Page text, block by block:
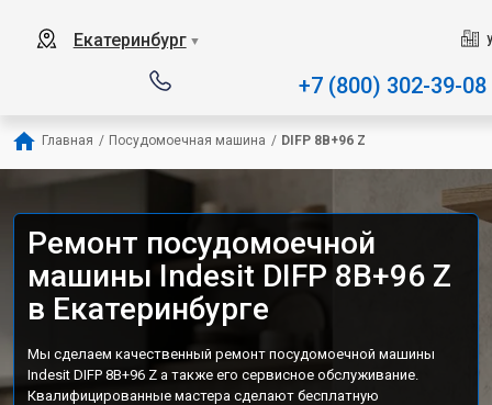
Екатеринбург ▼
+7 (800) 302-39-08
Главная / Посудомоечная машина / DIFP 8B+96 Z
Ремонт посудомоечной
машины Indesit DIFP 8B+96 Z
в Екатеринбурге
Мы сделаем качественный ремонт посудомоечной машины
Indesit DIFP 8B+96 Z а также его сервисное обслуживание.
Квалифицированные мастера сделают бесплатную